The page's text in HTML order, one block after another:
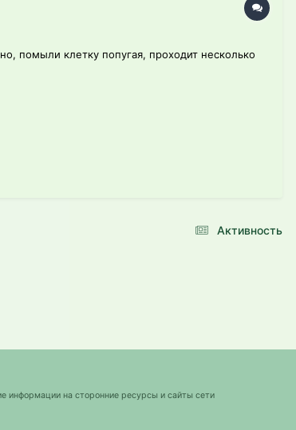
помыли клетку попугая, проходит несколько
Активность
информации на сторонние ресурсы и сайты сети